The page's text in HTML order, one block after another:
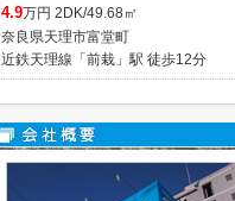
4.9万円 2DK/49.68㎡
奈良県天理市富堂町
近鉄天理線「前栽」駅 徒歩12分